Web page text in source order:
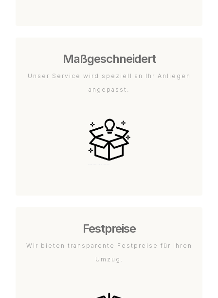
Maßgeschneidert
Unser Service wird speziell an Ihr Anliegen
angepasst.
Festpreise
Wir bieten transparente Festpreise für Ihren
Umzug.